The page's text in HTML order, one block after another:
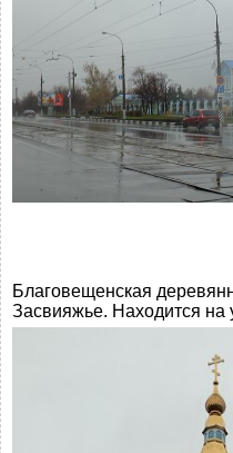
Благовещенская
Засвияжье. Находится